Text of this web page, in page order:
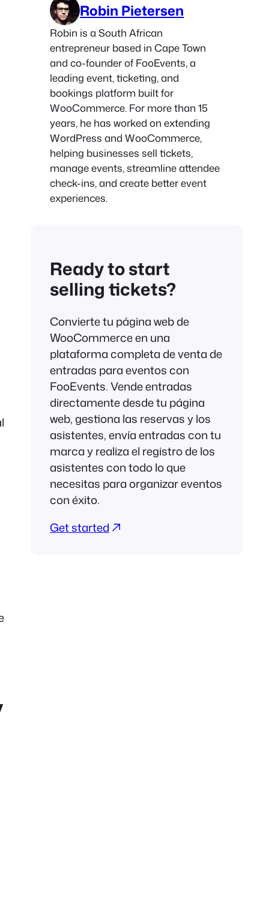
Robin Pietersen
Robin is a South African
entrepreneur based in Cape Town
and co-founder of FooEvents, a
leading event, ticketing, and
bookings platform built for
WooCommerce. For more than 15
years, he has worked on extending
WordPress and WooCommerce,
helping businesses sell tickets,
manage events, streamline attendee
check-ins, and create better event
experiences.
Ready to start
selling tickets?
Convierte tu página web de
WooCommerce en una
plataforma completa de venta de
entradas para eventos con
FooEvents. Vende entradas
directamente desde tu página
web, gestiona las reservas y los
asistentes, envía entradas con tu
marca y realiza el registro de los
asistentes con todo lo que
necesitas para organizar eventos
con éxito.
Get started